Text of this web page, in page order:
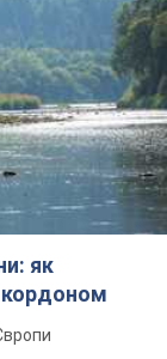
як
кордоном